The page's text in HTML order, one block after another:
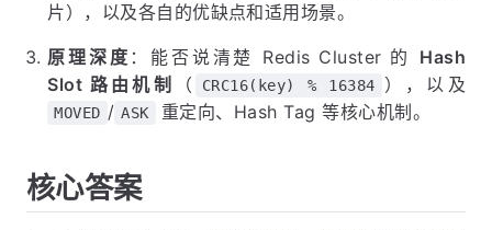
片），以及各自的优缺点和适用场景。
原理深度 ：能否说清楚 Redis Cluster 的 Hash
Slot 路由机制
（ CRC16(key) % 16384 ），以及
MOVED / ASK 重定向、Hash Tag 等核心机制。
核心答案